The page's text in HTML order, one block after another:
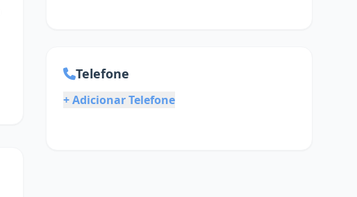
Telefone
+ Adicionar Telefone